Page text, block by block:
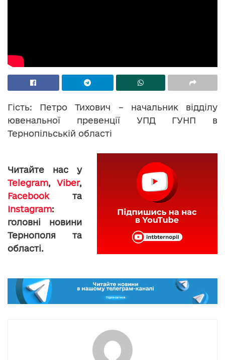
Гість: Петро Тихович – начальник відділу
ювенальної превенції УПД ГУНП в
Тернопільській області
Читайте нас у
Telegram, Viber,
Facebookта
Instagram:
головні новини
Тернополя та
області.